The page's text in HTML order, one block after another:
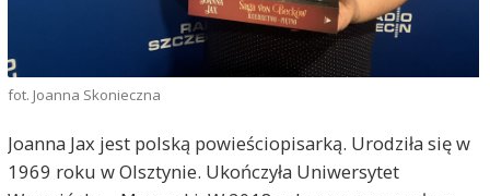
fot. Joanna Skonieczna
Joanna Jax jest polską powieściopisarką. Urodziła się w
1969 roku w Olsztynie. Ukończyła Uniwersytet